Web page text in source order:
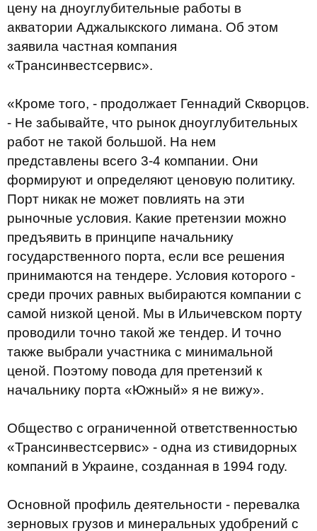
цену на дноуглубительные работы в
акватории Аджалыкского лимана. Об этом
заявила частная компания
«Трансинвестсервис».
«Кроме того, - продолжает Геннадий Скворцов.
- Не забывайте, что рынок дноуглубительных
работ не такой большой. На нем
представлены всего 3-4 компании. Они
формируют и определяют ценовую политику.
Порт никак не может повлиять на эти
рыночные условия. Какие претензии можно
предъявить в принципе начальнику
государственного порта, если все решения
принимаются на тендере. Условия которого -
среди прочих равных выбираются компании с
самой низкой ценой. Мы в Ильичевском порту
проводили точно такой же тендер. И точно
также выбрали участника с минимальной
ценой. Поэтому повода для претензий к
начальнику порта «Южный» я не вижу».
Общество с ограниченной ответственностью
«Трансинвестсервис» - одна из стивидорных
компаний в Украине, созданная в 1994 году.
Основной профиль деятельности - перевалка
зерновых грузов и минеральных удобрений с